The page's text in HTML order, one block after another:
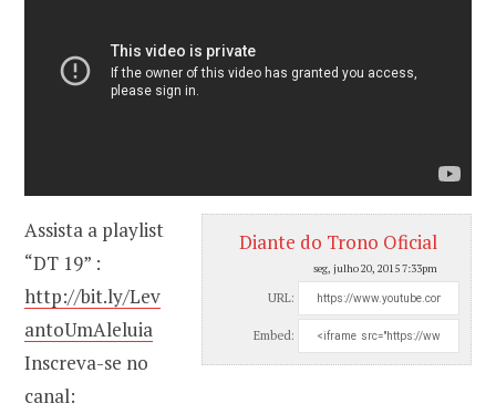
Diante do Trono Oficial
seg, julho 20, 2015 7:33pm
URL:
Embed:
Assista a playlist
“DT 19” :
http://bit.ly/Lev
antoUmAleluia
Inscreva-se no
canal: